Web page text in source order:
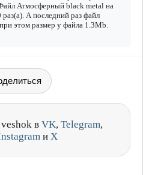
Атмосферный black metal на
А последний раз файл
этом размер у файла 1.3Mb.
в VK, Telegram,
и X